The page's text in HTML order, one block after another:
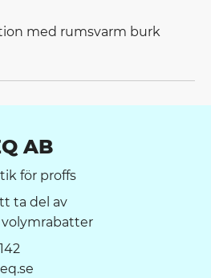
med rumsvarm burk
AB
för proffs
ta del av